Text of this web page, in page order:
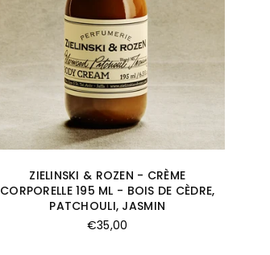
ZIELINSKI & ROZEN - CRÈME
CORPORELLE 195 ML - BOIS DE CÈDRE,
PATCHOULI, JASMIN
Prix
€35,00